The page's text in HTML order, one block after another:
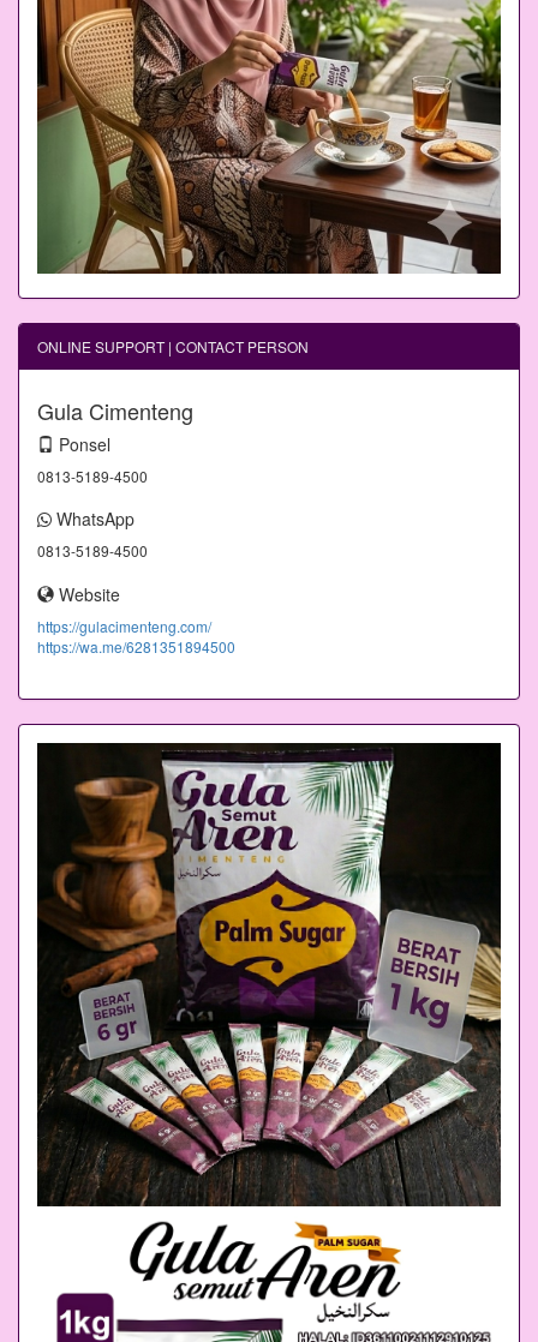
ONLINE SUPPORT | CONTACT PERSON
Gula Cimenteng
Ponsel
0813-5189-4500
WhatsApp
0813-5189-4500
Website
https://gulacimenteng.com/
https://wa.me/6281351894500